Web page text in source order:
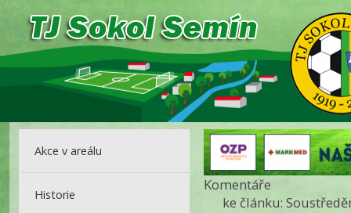
Akce v areálu
Historie
Komentáře
ke článku: